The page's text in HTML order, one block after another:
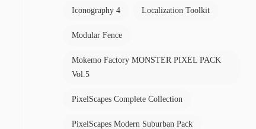
Iconography 4 Localization Toolkit
Modular Fence
Mokemo Factory MONSTER PIXEL PACK
Vol.5
PixelScapes Complete Collection
PixelScapes Modern Suburban Pack